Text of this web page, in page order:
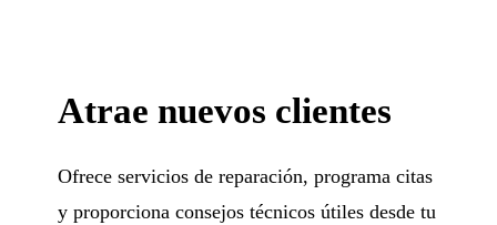
Atrae nuevos clientes
Ofrece servicios de reparación, programa citas
y proporciona consejos técnicos útiles desde tu